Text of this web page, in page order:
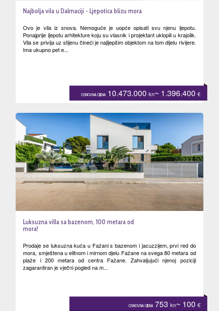
Najbolja vila u Dalmaciji - Ljepotica blizu mora
Ovo je vila iz snova. Nemoguće je uopće opisati svu njenu ljepotu.
Ponajprije ljepotu arhitekture koju su vlasnik i projektant uklopili u krajolik.
Vila se privija uz stijenu čineći je najljepšim objektom na tom dijelu rivijere.
Ima ukupno pet e...
OSNOVNA CIJENA 10.473.000 kn~ 1.396.400 €
Luksuzna villa sa bazenom, 100 metara od
mora!
Prodaje se luksuzna kuća u Fažani s bazenom i jacuzzijem, prvi red do
mora, smještena u elitnom i mirnom djelu Fažane na svega 80 metara od
plaže i 200 metara od centra Fažane. Zahvaljujući njenoj poziciji
zagarantiran je vječni pogled na m...
OSNOVNA CIJENA 753 kn~ 100 €